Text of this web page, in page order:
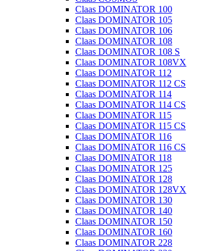
Claas DOMINATOR 100
Claas DOMINATOR 105
Claas DOMINATOR 106
Claas DOMINATOR 108
Claas DOMINATOR 108 S
Claas DOMINATOR 108VX
Claas DOMINATOR 112
Claas DOMINATOR 112 CS
Claas DOMINATOR 114
Claas DOMINATOR 114 CS
Claas DOMINATOR 115
Claas DOMINATOR 115 CS
Claas DOMINATOR 116
Claas DOMINATOR 116 CS
Claas DOMINATOR 118
Claas DOMINATOR 125
Claas DOMINATOR 128
Claas DOMINATOR 128VX
Claas DOMINATOR 130
Claas DOMINATOR 140
Claas DOMINATOR 150
Claas DOMINATOR 160
Claas DOMINATOR 228